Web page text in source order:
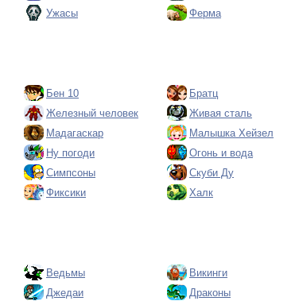
Ужасы Ферма
Бен 10 Братц
Железный человек Живая сталь
Мадагаскар Малышка Хейзел
Ну погоди Огонь и вода
Симпсоны Скуби Ду
Фиксики Халк
Ведьмы Викинги
Джедаи Драконы